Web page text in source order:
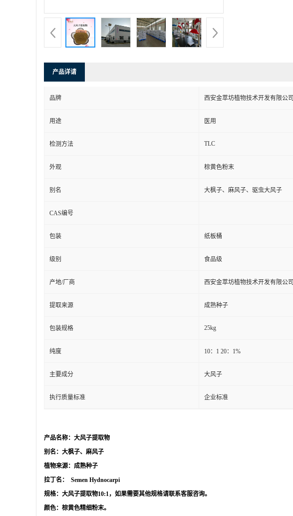
产品详请
品牌 西安金萃坊植物技术开发有限公司
用途 医用
检测方法 TLC
外观 棕黄色粉末
别名 大枫子、麻风子、驱虫大风子
CAS编号
包装 纸板桶
级别 食品级
产地/厂商 西安金萃坊植物技术开发有限公司
提取来源 成熟种子
包装规格 25kg
纯度 10：1 20：1%
主要成分 大风子
执行质量标准 企业标准
产品名称：大风子提取物
别名：大枫子、麻风子
植物来源：成熟种子
拉丁名： Semen Hydnocarpi
规格：大风子提取物10:1，如果需要其他规格请联系客服咨询。
颜色：棕黄色精细粉末。